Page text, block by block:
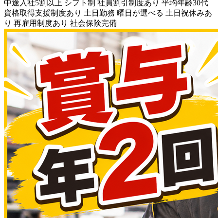
中途入社5割以上 シフト制 社員割引制度あり 平均年齢30代
資格取得支援制度あり 土日勤務 曜日が選べる 土日祝休みあ
り 再雇用制度あり 社会保険完備